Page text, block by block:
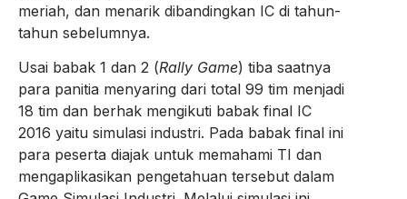
meriah, dan menarik dibandingkan IC di tahun-
tahun sebelumnya.
Usai babak 1 dan 2 (Rally Game) tiba saatnya
para panitia menyaring dari total 99 tim menjadi
18 tim dan berhak mengikuti babak final IC
2016 yaitu simulasi industri. Pada babak final ini
para peserta diajak untuk memahami TI dan
mengaplikasikan pengetahuan tersebut dalam